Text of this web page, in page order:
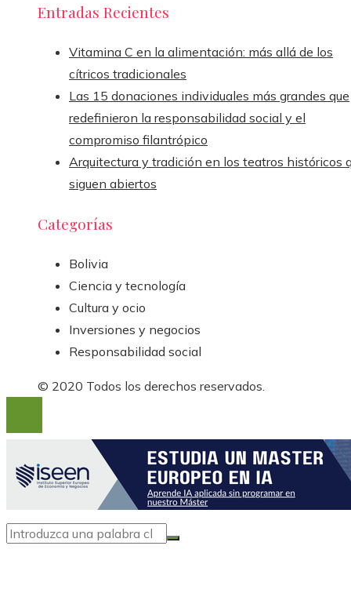
Entradas Recientes
Vitamina C en la alimentación: más allá de los
cítricos tradicionales
Las 15 donaciones individuales más grandes que
redefinieron la responsabilidad social y el
compromiso filantrópico
Arquitectura y tradición en los teatros históricos
siguen abiertos
Categorías
Bolivia
Ciencia y tecnología
Cultura y ocio
Inversiones y negocios
Responsabilidad social
© 2020 Todos los derechos reservados.